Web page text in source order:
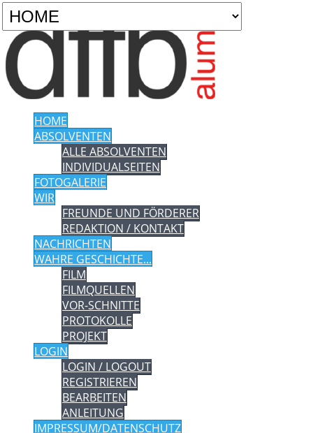
HOME
ABSOLVENTEN
ALLE ABSOLVENTEN
INDIVIDUALSEITEN
FOTOGALERIE
WIR
FREUNDE UND FÖRDERER
REDAKTION / KONTAKT
NACHRICHTEN
WAHRE GESCHICHTE...
FILM
FILMQUELLEN
VOR-SCHNITTE
PROTOKOLLE
PROJEKT
LOGIN
LOGIN / LOGOUT
REGISTRIEREN
BEARBEITEN
ANLEITUNG
IMPRESSUM/DATENSCHUTZ